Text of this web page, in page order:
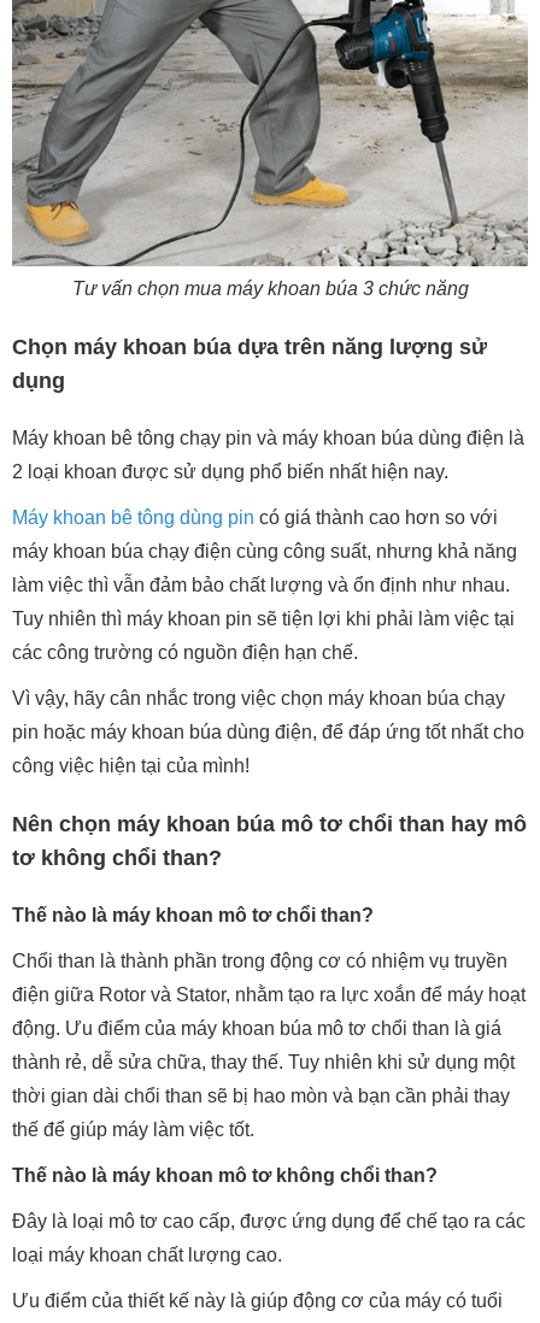
Tư vấn chọn mua máy khoan búa 3 chức năng
Chọn máy khoan búa dựa trên năng lượng sử
dụng
Máy khoan bê tông chạy pin và máy khoan búa dùng điện là
2 loại khoan được sử dụng phổ biến nhất hiện nay.
Máy khoan bê tông dùng pin có giá thành cao hơn so với
máy khoan búa chạy điện cùng công suất, nhưng khả năng
làm việc thì vẫn đảm bảo chất lượng và ổn định như nhau.
Tuy nhiên thì máy khoan pin sẽ tiện lợi khi phải làm việc tại
các công trường có nguồn điện hạn chế.
Vì vậy, hãy cân nhắc trong việc chọn máy khoan búa chạy
pin hoặc máy khoan búa dùng điện, để đáp ứng tốt nhất cho
công việc hiện tại của mình!
Nên chọn máy khoan búa mô tơ chổi than hay mô
tơ không chổi than?
Thế nào là máy khoan mô tơ chổi than?
Chổi than là thành phần trong động cơ có nhiệm vụ truyền
điện giữa Rotor và Stator, nhằm tạo ra lực xoắn để máy hoạt
động. Ưu điểm của máy khoan búa mô tơ chổi than là giá
thành rẻ, dễ sửa chữa, thay thế. Tuy nhiên khi sử dụng một
thời gian dài chổi than sẽ bị hao mòn và bạn cần phải thay
thế để giúp máy làm việc tốt.
Thế nào là máy khoan mô tơ không chổi than?
Đây là loại mô tơ cao cấp, được ứng dụng để chế tạo ra các
loại máy khoan chất lượng cao.
Ưu điểm của thiết kế này là giúp động cơ của máy có tuổi